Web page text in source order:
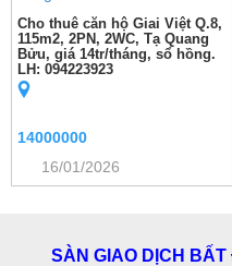
Cho thuê căn hộ Giai Việt Q.8,
115m2, 2PN, 2WC, Tạ Quang
Bửu, giá 14tr/tháng, sổ hồng.
LH: 094223923
14000000
16/01/2026
SÀN GIAO DỊCH